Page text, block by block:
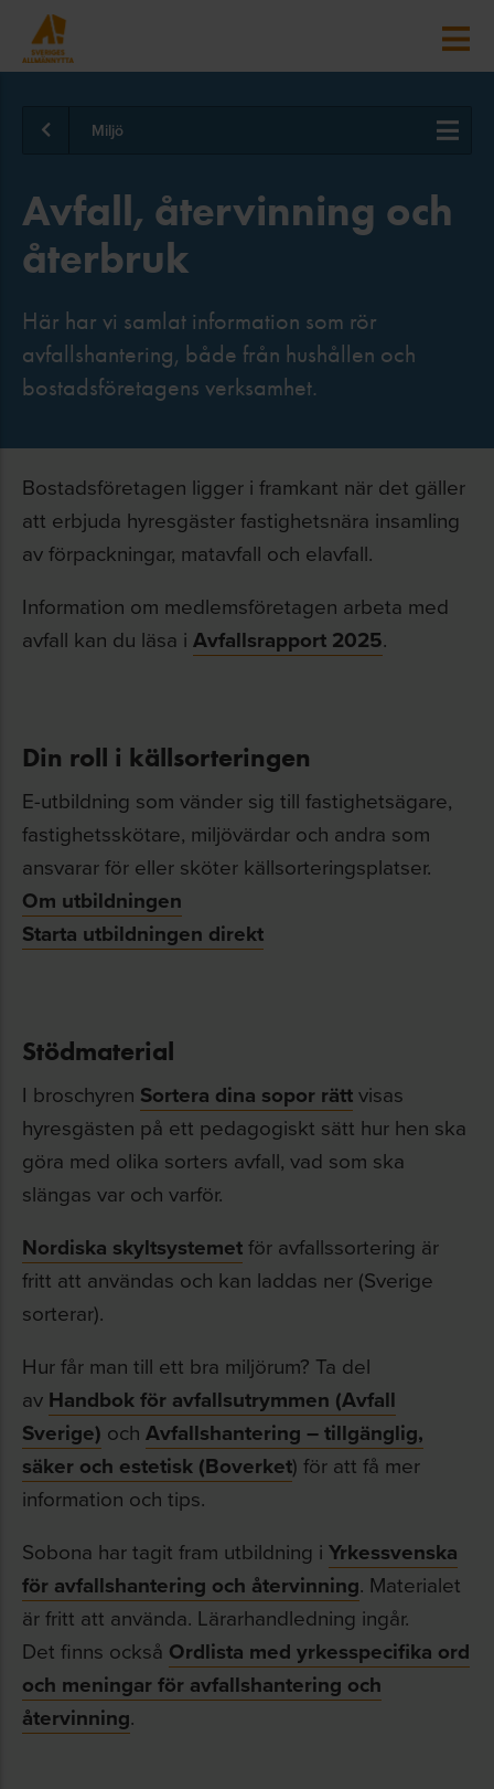
Miljö
Avfall, återvinning och
återbruk
Här har vi samlat information som rör
avfallshantering, både från hushållen och
bostadsföretagens verksamhet.
Bostadsföretagen ligger i framkant när det gäller
att erbjuda hyresgäster fastighetsnära insamling
av förpackningar, matavfall och elavfall.
Information om medlemsföretagen arbeta med
avfall kan du läsa i Avfallsrapport 2025.
Din roll i källsorteringen
E-utbildning som vänder sig till fastighetsägare,
fastighetsskötare, miljövärdar och andra som
ansvarar för eller sköter källsorteringsplatser.
Om utbildningen
Starta utbildningen direkt
Stödmaterial
I broschyren Sortera dina sopor rättvisas
hyresgästen på ett pedagogiskt sätt hur hen ska
göra med olika sorters avfall, vad som ska
slängas var och varför.
Nordiska skyltsystemetför avfallssortering är
fritt att användas och kan laddas ner (Sverige
sorterar).
Hur får man till ett bra miljörum? Ta del
av Handbok för avfallsutrymmen (Avfall
Sverige) och Avfallshantering – tillgänglig,
säker och estetisk (Boverket) för att få mer
information och tips.
Sobona har tagit fram utbildning i Yrkessvenska
för avfallshantering och återvinning. Materialet
är fritt att använda. Lärarhandledning ingår.
Det finns också Ordlista med yrkesspecifika ord
och meningar för avfallshantering och
återvinning.